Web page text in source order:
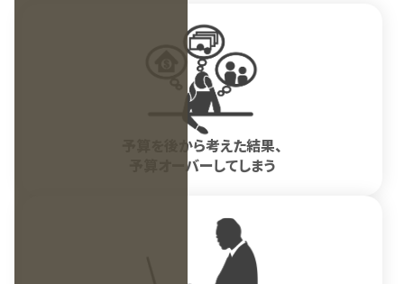
予算を後から考えた結果、
予算オーバーしてしまう